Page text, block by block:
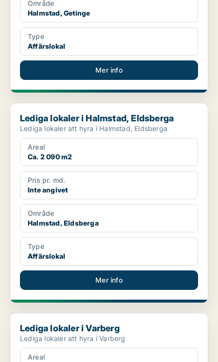
Område
Halmstad, Getinge
Type
Affärslokal
Mer info
Lediga lokaler i Halmstad, Eldsberga
Lediga lokaler i Halmstad, Eldsberga
Lediga lokaler att hyra i Halmstad, Eldsberga
Areal
Ca. 2 090 m2
Pris pr. md.
Inte angivet
Område
Halmstad, Eldsberga
Type
Affärslokal
Mer info
Lediga lokaler i Varberg
Lediga lokaler i Varberg
Lediga lokaler att hyra i Varberg
Areal